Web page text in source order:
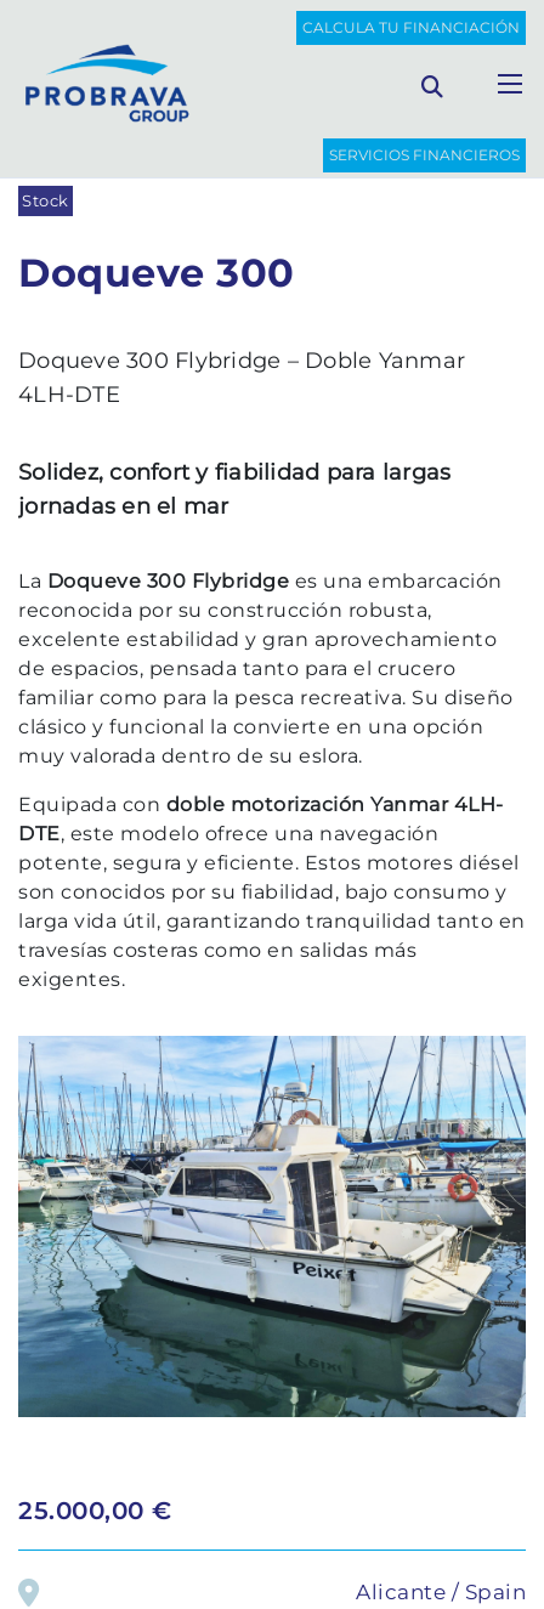
CALCULA TU FINANCIACIÓN
SERVICIOS FINANCIEROS
DOQUEVE 300
Volver al listado
Stock
Doqueve 300
Doqueve 300 Flybridge – Doble Yanmar
4LH-DTE
Solidez, confort y fiabilidad para largas
jornadas en el mar
La Doqueve 300 Flybridge es una embarcación
reconocida por su construcción robusta,
excelente estabilidad y gran aprovechamiento
de espacios, pensada tanto para el crucero
familiar como para la pesca recreativa. Su diseño
clásico y funcional la convierte en una opción
muy valorada dentro de su eslora.
Equipada con doble motorización Yanmar 4LH-
DTE, este modelo ofrece una navegación
potente, segura y eficiente. Estos motores diésel
son conocidos por su fiabilidad, bajo consumo y
larga vida útil, garantizando tranquilidad tanto en
travesías costeras como en salidas más
exigentes.
25.000,00 €
Alicante / Spain